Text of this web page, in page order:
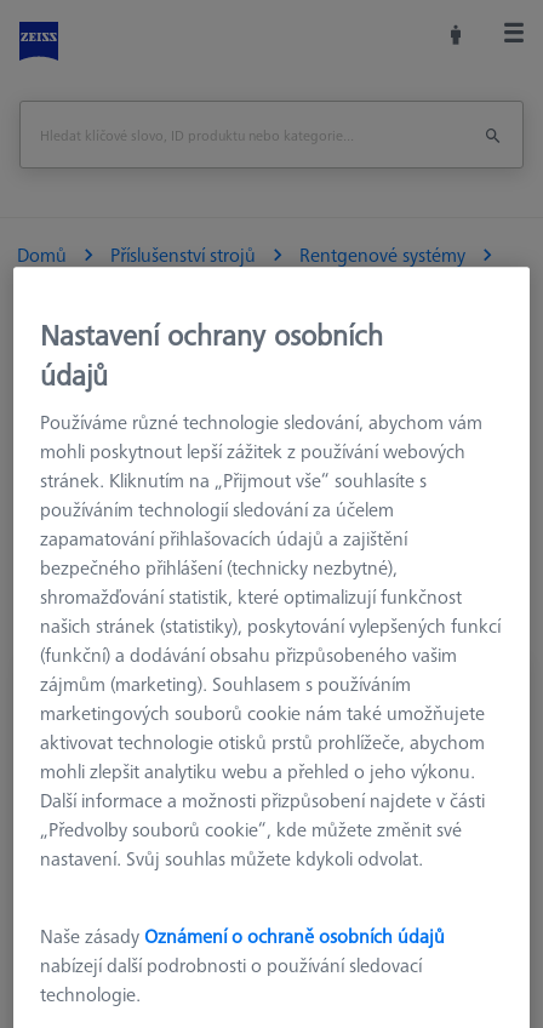
Domů Příslušenství strojů
Rentgenové systémy
Pro stroj
Ať už žhavící vlákna nebo FixAssist. Zde najdete příslušenství
ke stroji i produkty, které podporují zaměstnance v jejich
každodenní práci.
OmniFix CT lift METROTOM 1500
626170-0011-854
Nastavení ochrany osobních
údajů
Používáme různé technologie sledování, abychom vám
mohli poskytnout lepší zážitek z používání webových
stránek. Kliknutím na „Přijmout vše“ souhlasíte s
používáním technologií sledování za účelem
zapamatování přihlašovacích údajů a zajištění
bezpečného přihlášení (technicky nezbytné),
shromažďování statistik, které optimalizují funkčnost
našich stránek (statistiky), poskytování vylepšených funkcí
(funkční) a dodávání obsahu přizpůsobeného vašim
zájmům (marketing). Souhlasem s používáním
marketingových souborů cookie nám také umožňujete
aktivovat technologie otisků prstů prohlížeče, abychom
mohli zlepšit analytiku webu a přehled o jeho výkonu.
Další informace a možnosti přizpůsobení najdete v části
„Předvolby souborů cookie“, kde můžete změnit své
nastavení. Svůj souhlas můžete kdykoli odvolat.
Naše zásadyOznámení o ochraně osobních údajů
nabízejí další podrobnosti o používání sledovací
technologie.